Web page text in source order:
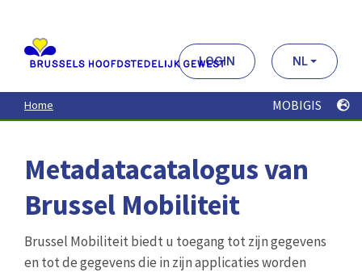
contenu
principal
LOGIN NL
Home MOBIGIS
Metadatacatalogus van
Brussel Mobiliteit
Brussel Mobiliteit biedt u toegang tot zijn gegevens
en tot de gegevens die in zijn applicaties worden